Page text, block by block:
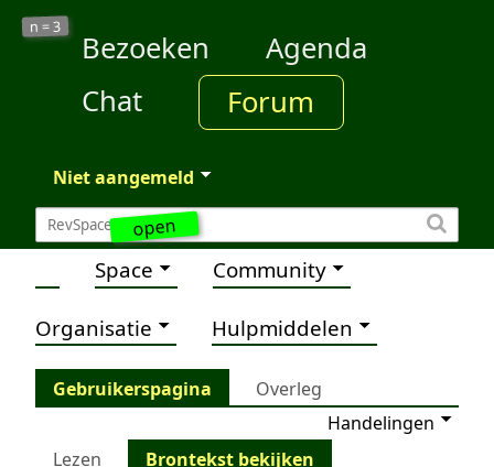
open
n =3
Bezoeken
Agenda
Chat
Forum
Niet aangemeld
Space Community
Organisatie Hulpmiddelen
Gebruikerspagina
Overleg
Handelingen
Lezen
Brontekst bekijken